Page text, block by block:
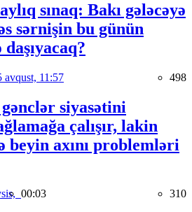
sınaq: Bakı gələcəyə
sərnişin bu günün
avqust, 11:57 498
siyasətini
çalışır, lakin
beyin axını problemləri
00:03 310